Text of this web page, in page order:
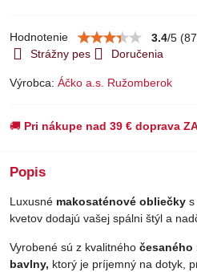
Hodnotenie 3.4/5 (87
Strážny pes
Doručenia
Výrobca: Áčko a.s. Ružomberok
🚚 Pri nákupe nad 39 € doprava
Popis
Luxusné makosaténové obliečky s
kvetov dodajú vašej spálni štýl a
Vyrobené sú z kvalitného česaného
bavlny, ktorý je príjemný na dotyk,